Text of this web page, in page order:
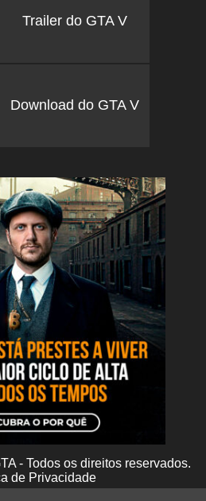
Trailer do GTA V
Download do GTA V
- Todos os direitos reservados.
de Privacidade